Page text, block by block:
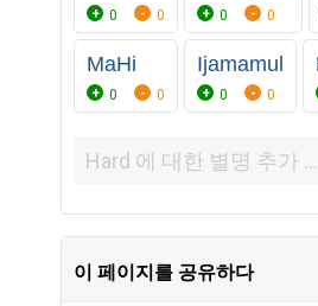
0 0 0 0
MaHi
0 0
Ijamamul
0 0
이 페이지를 공유하다